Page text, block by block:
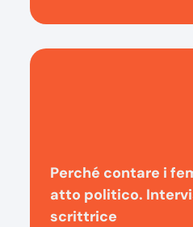
Perché contare i
atto politico.
scrittrice